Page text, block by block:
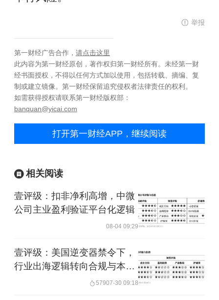
举报
第一财经广告合作， 请点击这里
此内容为第一财经原创，著作权归第一财经所有。未经第一财
经书面授权，不得以任何方式加以使用，包括转载、摘编、复
制或建立镜像。第一财经保留追究侵权者法律责任的权利。
如需获得授权请联系第一财经版权部：
banquan@yicai.com
打开第一财经APP，继续阅读
相关阅读
壹评级：扣非净利高增，中微
公司主业盈利验证平台化逻辑
08-04 09:29
壹评级：美国逆变器禁令下，
行业出海逻辑转向合规与本地
57907-30 09:18